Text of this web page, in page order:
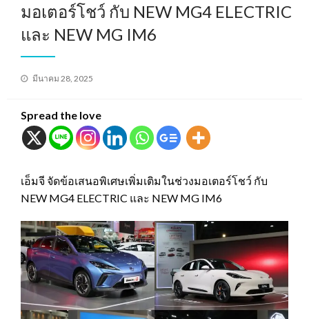
มอเตอร์โชว์ กับ NEW MG4 ELECTRIC
และ NEW MG IM6
Posted
มีนาคม 28, 2025
Spread the love
เอ็มจี จัดข้อเสนอพิเศษเพิ่มเติมในช่วงมอเตอร์โชว์ กับ
NEW MG4 ELECTRIC และ NEW MG IM6